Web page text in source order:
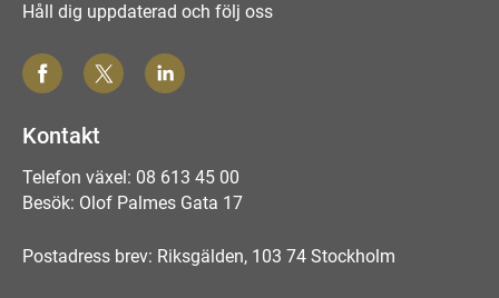
Håll dig uppdaterad och följ oss
Kontakt
Telefon växel: 08 613 45 00
Besök: Olof Palmes Gata 17
Postadress brev: Riksgälden, 103 74 Stockholm